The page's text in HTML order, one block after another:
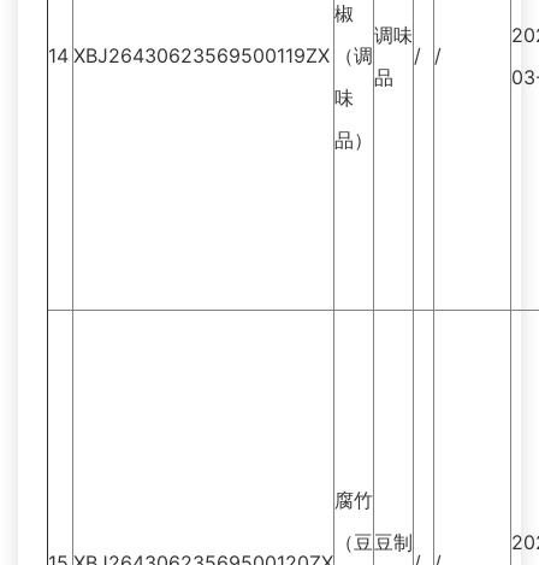
14 XBJ26430623569500119ZX
椒
（调
味
品）
调味
品
/ /
腐竹
（豆豆制